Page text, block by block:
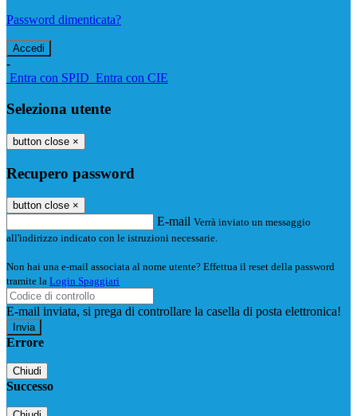
Password dimenticata?
-
Entra con SPID Entra con CIE
Seleziona utente
button close ×
Recupero password
button close ×
E-mail Verrà inviato un messaggio
all'indirizzo indicato con le istruzioni necessarie.
Non hai una e-mail associata al nome utente? Effettua il reset della password
tramite la Login Spaggiari
E-mail inviata, si prega di controllare la casella di posta elettronica!
Errore
Chiudi
Successo